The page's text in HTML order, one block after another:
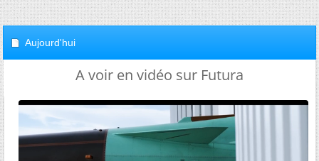
Aujourd'hui
A voir en vidéo sur Futura